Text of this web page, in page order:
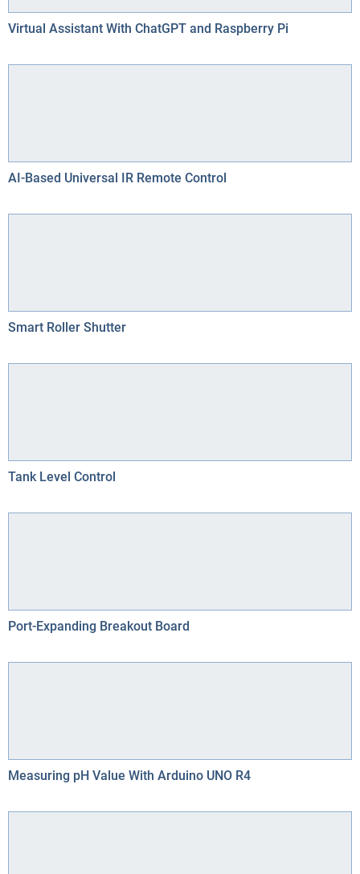
Virtual Assistant With ChatGPT and Raspberry Pi
AI-Based Universal IR Remote Control
Smart Roller Shutter
Tank Level Control
Port-Expanding Breakout Board
Measuring pH Value With Arduino UNO R4